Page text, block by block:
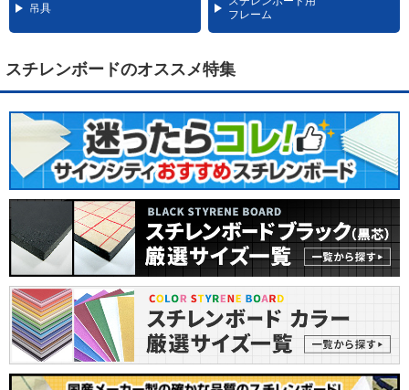
吊具
フレーム
スチレンボードのオススメ特集